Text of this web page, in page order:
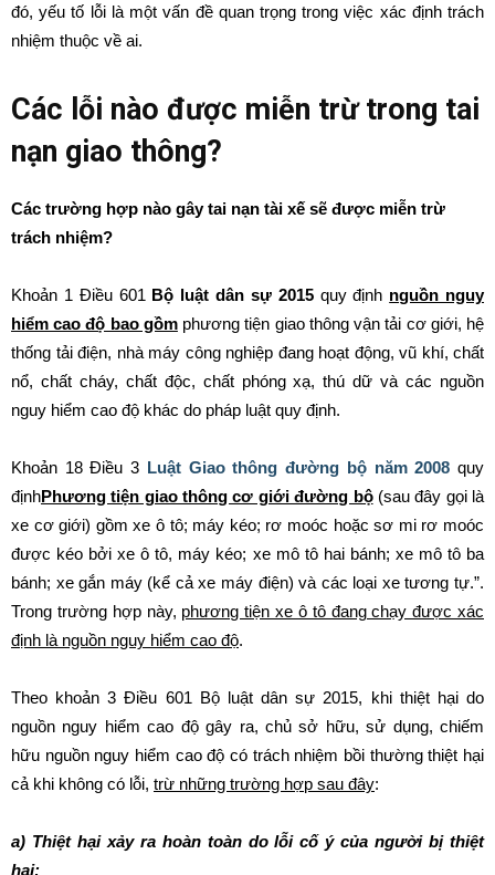
đó, yếu tố lỗi là một vấn đề quan trọng trong việc xác định trách
nhiệm thuộc về ai.
Các lỗi nào được miễn trừ trong tai
nạn giao thông?
Các trường hợp nào gây tai nạn tài xế sẽ được miễn trừ
trách nhiệm?
Khoản 1 Điều 601 Bộ luật dân sự 2015quy định nguồn nguy
hiểm cao độ bao gồmphương tiện giao thông vận tải cơ giới, hệ
thống tải điện, nhà máy công nghiệp đang hoạt động, vũ khí, chất
nổ, chất cháy, chất độc, chất phóng xạ, thú dữ và các nguồn
nguy hiểm cao độ khác do pháp luật quy định.
Khoản 18 Điều 3 Luật Giao thông đường bộ năm 2008 quy
địnhPhương tiện giao thông cơ giới đường bộ(sau đây gọi là
xe cơ giới) gồm xe ô tô; máy kéo; rơ moóc hoặc sơ mi rơ moóc
được kéo bởi xe ô tô, máy kéo; xe mô tô hai bánh; xe mô tô ba
bánh; xe gắn máy (kể cả xe máy điện) và các loại xe tương tự.”.
Trong trường hợp này, phương tiện xe ô tô đang chạy được xác
định là nguồn nguy hiểm cao độ.
Theo khoản 3 Điều 601 Bộ luật dân sự 2015, khi thiệt hại do
nguồn nguy hiểm cao độ gây ra, chủ sở hữu, sử dụng, chiếm
hữu nguồn nguy hiểm cao độ có trách nhiệm bồi thường thiệt hại
cả khi không có lỗi, trừ những trường hợp sau đây:
a) Thiệt hại xảy ra hoàn toàn do lỗi cố ý của người bị thiệt
hại;